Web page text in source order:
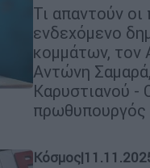
Τι απαντούν οι
ενδεχόμενο
κομμάτων, τον
Αντώνη
Καρυστιανού -
πρωθυπουργός
Κόσμος|